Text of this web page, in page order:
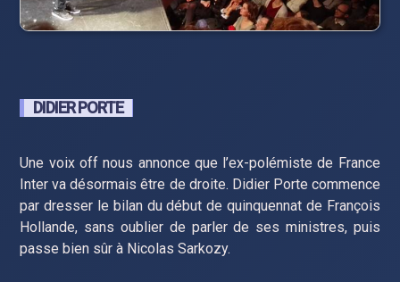
DIDIER PORTE
Une voix off nous annonce que l’ex-polémiste de France
Inter va désormais être de droite. Didier Porte commence
par dresser le bilan du début de quinquennat de François
Hollande, sans oublier de parler de ses ministres, puis
passe bien sûr à Nicolas Sarkozy.